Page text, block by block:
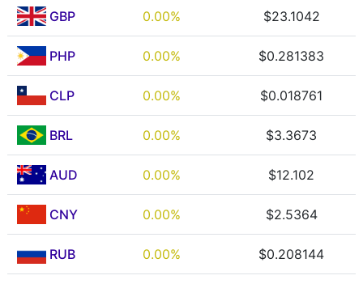
GBP 0.00% $23.1042
PHP 0.00% $0.281383
CLP 0.00% $0.018761
BRL 0.00% $3.3673
AUD 0.00% $12.102
CNY 0.00% $2.5364
RUB 0.00% $0.208144